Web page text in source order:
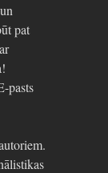
pat
pasts